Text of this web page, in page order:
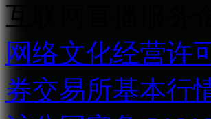
互联网直播服务
网络文化经营许
券交易所基本行